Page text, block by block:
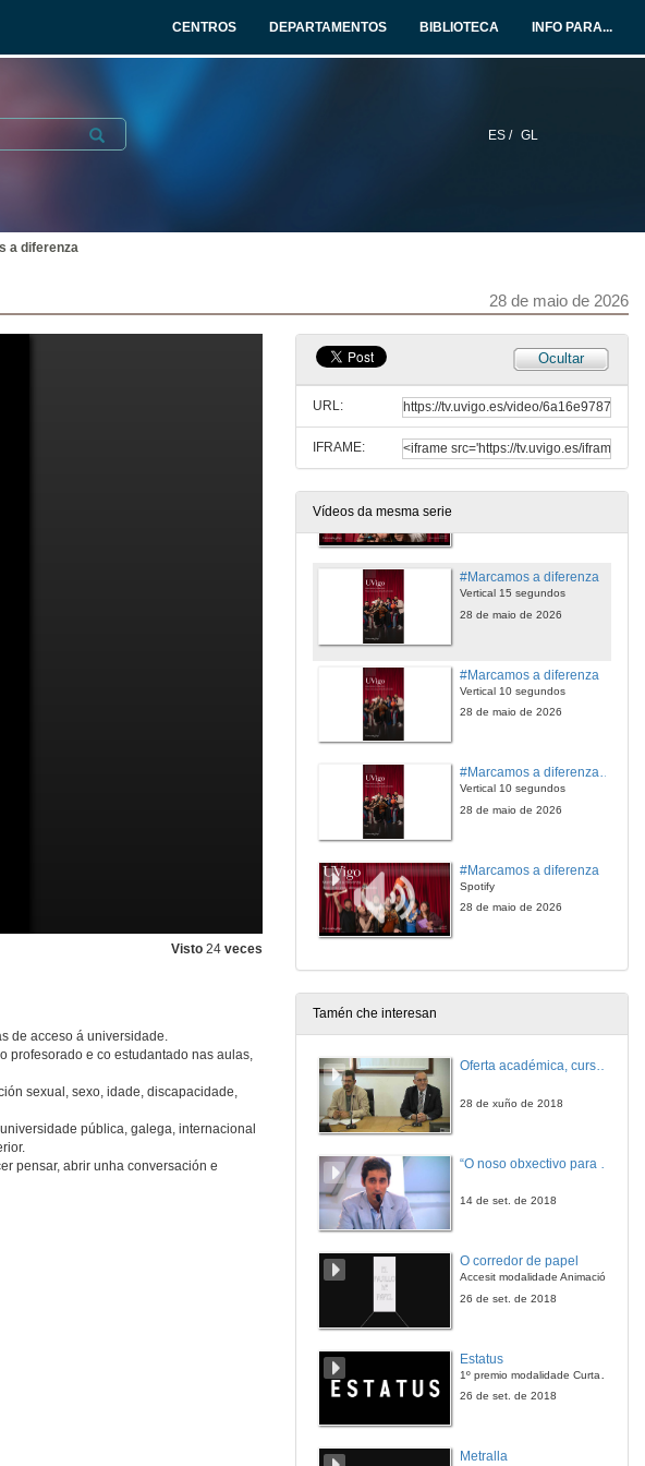
CENTROS DEPARTAMENTOS BIBLIOTECA INFO PARA...
ES / GL
Submit
a diferenza
28 de maio de 2026
Visto 24 veces
de acceso á universidade.
profesorado e co estudantado nas aulas,
sexual, sexo, idade, discapacidade,
pública, galega, internacional
pensar, abrir unha conversación e
Ocultar
URL:
IFRAME:
Vídeos da mesma serie
28 de maio de 2026
Calidade UHD 4K - 60 segundos
Calidade HD - 30 segundos
28 de maio de 2026
Calidade UHD 4K - 30 segundos
#Marcamos a diferenza
Vertical 15 segundos
28 de maio de 2026
#Marcamos a diferenza
Vertical 10 segundos
28 de maio de 2026
#Marcamos a diferenza (4K)
Vertical 10 segundos
28 de maio de 2026
#Marcamos a diferenza
Spotify
28 de maio de 2026
Tamén che interesan
Oferta académica, curso 2018-2019
28 de xuño de 2018
14 de set. de 2018
O corredor de papel
Accesit modalidade Animación
26 de set. de 2018
Estatus
1º premio modalidade Curta narrativa
26 de set. de 2018
Metralla